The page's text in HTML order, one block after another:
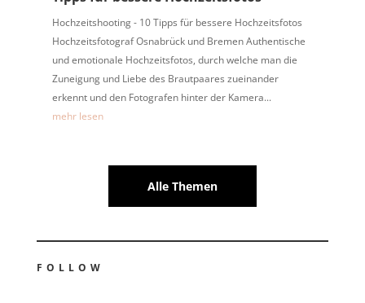
Hochzeitshooting - 10 Tipps für bessere Hochzeitsfotos
Hochzeitsfotograf Osnabrück und Bremen Authentische
und emotionale Hochzeitsfotos, durch welche man die
Zuneigung und Liebe des Brautpaares zueinander
erkennt und den Fotografen hinter der Kamera...
mehr lesen
Alle Themen
FOLLOW